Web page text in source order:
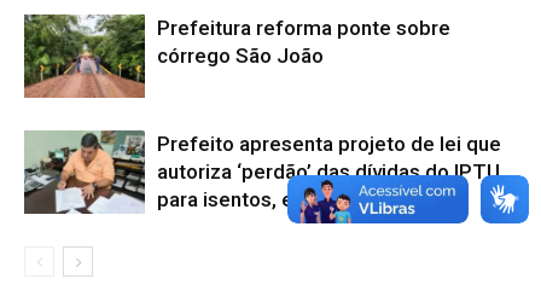
Prefeitura reforma ponte sobre
córrego São João
Prefeito apresenta projeto de lei que
autoriza ‘perdão’ das dívidas do IPTU
para isentos, entre 2018 e 2021